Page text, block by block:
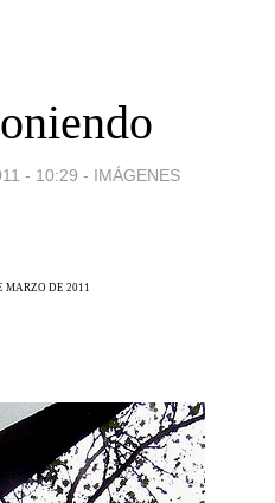
- 10:29 - IMÁGENES
MARZO DE 2011